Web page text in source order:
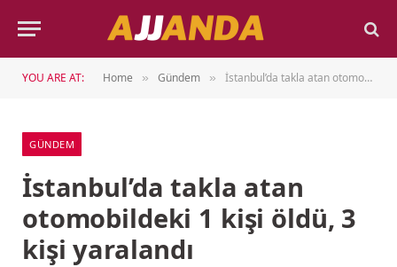
YOU ARE AT: Home » Gündem » İstanbul’da takla atan otomobildeki 1 kişi öldü, 3 kişi yaralandı
GÜNDEM
İstanbul’da takla atan
otomobildeki 1 kişi öldü, 3
kişi yaralandı